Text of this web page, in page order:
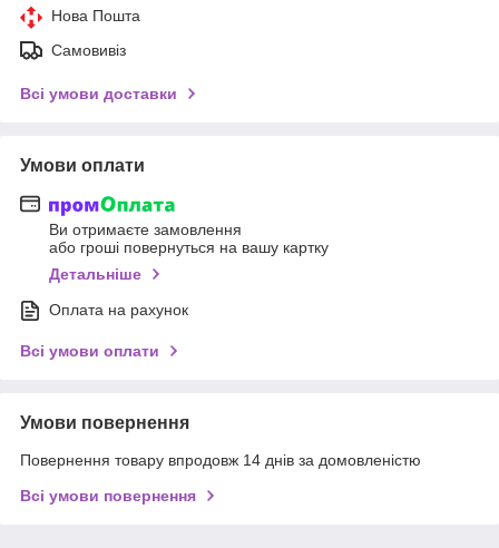
Нова Пошта
Самовивіз
Всі умови доставки
Умови оплати
Ви отримаєте замовлення
або гроші повернуться на вашу картку
Детальніше
Оплата на рахунок
Всі умови оплати
Умови повернення
Повернення товару впродовж 14 днів за домовленістю
Всі умови повернення